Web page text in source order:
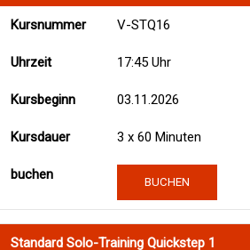
V-STQ16
17:45 Uhr
03.11.2026
3 x 60 Minuten
BUCHEN
Standard Solo-Training Quickstep 1